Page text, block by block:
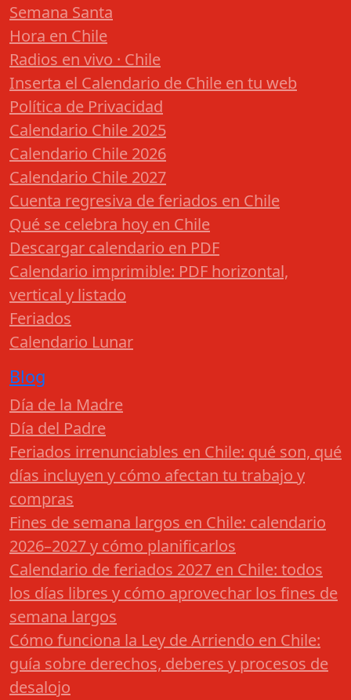
Semana Santa
Hora en Chile
Radios en vivo · Chile
Inserta el Calendario de Chile en tu web
Política de Privacidad
Calendario Chile 2025
Calendario Chile 2026
Calendario Chile 2027
Cuenta regresiva de feriados en Chile
Qué se celebra hoy en Chile
Descargar calendario en PDF
Calendario imprimible: PDF horizontal,
vertical y listado
Feriados
Calendario Lunar
Blog
Día de la Madre
Día del Padre
Feriados irrenunciables en Chile: qué son, qué
días incluyen y cómo afectan tu trabajo y
compras
Fines de semana largos en Chile: calendario
2026–2027 y cómo planificarlos
Calendario de feriados 2027 en Chile: todos
los días libres y cómo aprovechar los fines de
semana largos
Cómo funciona la Ley de Arriendo en Chile:
guía sobre derechos, deberes y procesos de
desalojo